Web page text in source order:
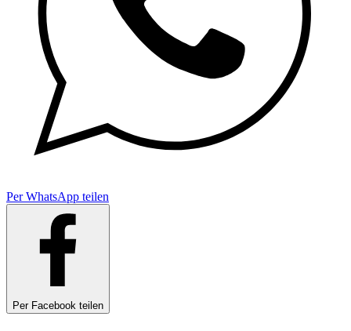
Per WhatsApp teilen
Per Facebook teilen